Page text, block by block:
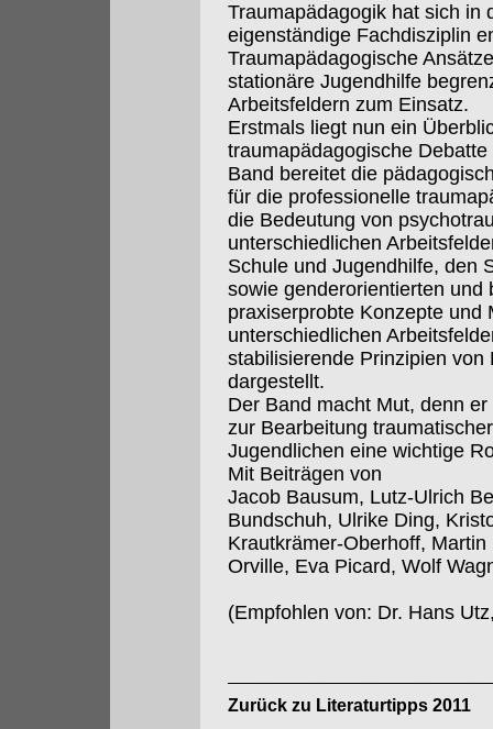
Traumapädagogik hat sich in
eigenständige Fachdisziplin
Traumapädagogische
stationäre Jugendhilfe
Arbeitsfeldern zum Einsatz.
Erstmals liegt nun ein
traumapädagogische
Band bereitet die
für die professionelle
die Bedeutung von
unterschiedlichen
Schule und Jugendhilfe, den
sowie genderorientierten und
praxiserprobte Konzepte und
unterschiedlichen
stabilisierende Prinzipien
dargestellt.
Der Band macht Mut, denn
zur Bearbeitung
Jugendlichen eine wichtige
Mit Beiträgen von
Jacob Bausum, Lutz-Ulrich
Bundschuh, Ulrike Ding,
Krautkrämer-Oberhoff,
Orville, Eva Picard, Wolf
(Empfohlen von: Dr. Hans
Zurück zu Literaturtipps 2011